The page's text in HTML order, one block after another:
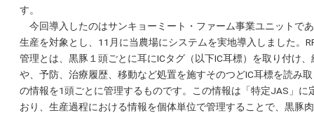
す。
今回導入したのはサンキョーミート・ファーム事業ユニットで
生産を対象とし、11月に当農場にシステムを実地導入しました。
管理とは、黒豚１頭ごとに耳にICタグ（以下IC耳標）を取り付け
や、予防、治療履歴、移動など処置を施すそのつどIC耳標を読み
の情報を1頭ごとに管理するものです。この情報は「特定JAS」に
おり、生産過程における情報を個体単位で管理することで、黒豚